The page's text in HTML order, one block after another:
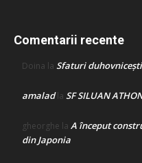
Comentarii recente
Doina la Sfaturi
amaladla SF SILUAN
gheorghe la A început
din Japonia